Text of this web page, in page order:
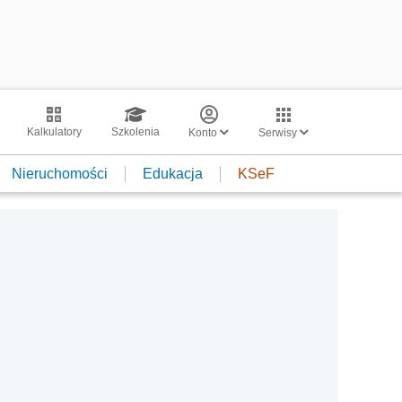
Kalkulatory Szkolenia Konto Serwisy
Nieruchomości Edukacja KSeF